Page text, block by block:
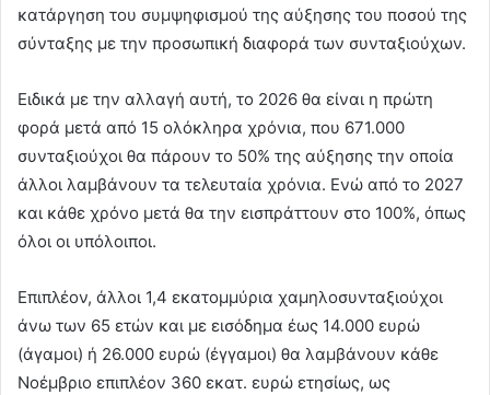
κατάργηση του συμψηφισμού της αύξησης του ποσού της
σύνταξης με την προσωπική διαφορά των συνταξιούχων.
Ειδικά με την αλλαγή αυτή, το 2026 θα είναι η πρώτη
φορά μετά από 15 ολόκληρα χρόνια, που 671.000
συνταξιούχοι θα πάρουν το 50% της αύξησης την οποία
άλλοι λαμβάνουν τα τελευταία χρόνια. Ενώ από το 2027
και κάθε χρόνο μετά θα την εισπράττουν στο 100%, όπως
όλοι οι υπόλοιποι.
Επιπλέον, άλλοι 1,4 εκατομμύρια χαμηλοσυνταξιούχοι
άνω των 65 ετών και με εισόδημα έως 14.000 ευρώ
(άγαμοι) ή 26.000 ευρώ (έγγαμοι) θα λαμβάνουν κάθε
Νοέμβριο επιπλέον 360 εκατ. ευρώ ετησίως, ως